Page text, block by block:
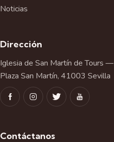
Noticias
Dirección
Iglesia de San Martín de Tours —
Plaza San Martín, 41003 Sevilla
Contáctanos